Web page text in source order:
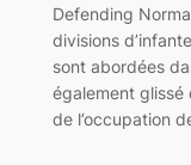
Defending
divisions
sont abordées
également glissé
de l’occupation